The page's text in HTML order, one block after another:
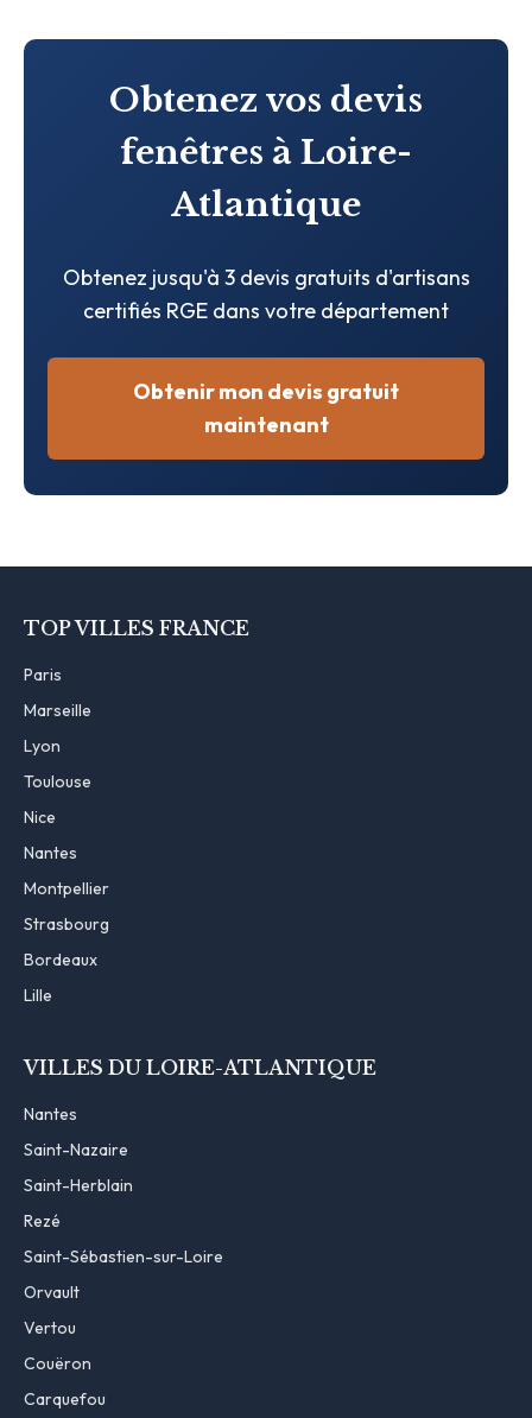
Obtenez vos devis
fenêtres à Loire-
Atlantique
Obtenez jusqu'à 3 devis gratuits d'artisans
certifiés RGE dans votre département
Obtenir mon devis gratuit
maintenant
TOP VILLES FRANCE
Paris
Marseille
Lyon
Toulouse
Nice
Nantes
Montpellier
Strasbourg
Bordeaux
Lille
VILLES DU LOIRE-ATLANTIQUE
Nantes
Saint-Nazaire
Saint-Herblain
Rezé
Saint-Sébastien-sur-Loire
Orvault
Vertou
Couëron
Carquefou